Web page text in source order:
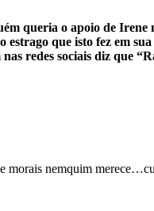
queria o apoio de
que isto fez em
redes sociais diz que
morais nemquim